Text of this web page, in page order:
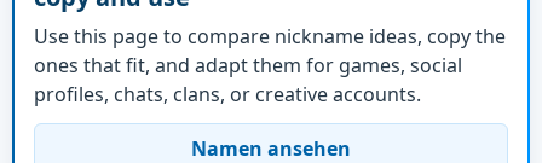
Use this page to compare nickname ideas, copy the
ones that fit, and adapt them for games, social
profiles, chats, clans, or creative accounts.
Namen ansehen